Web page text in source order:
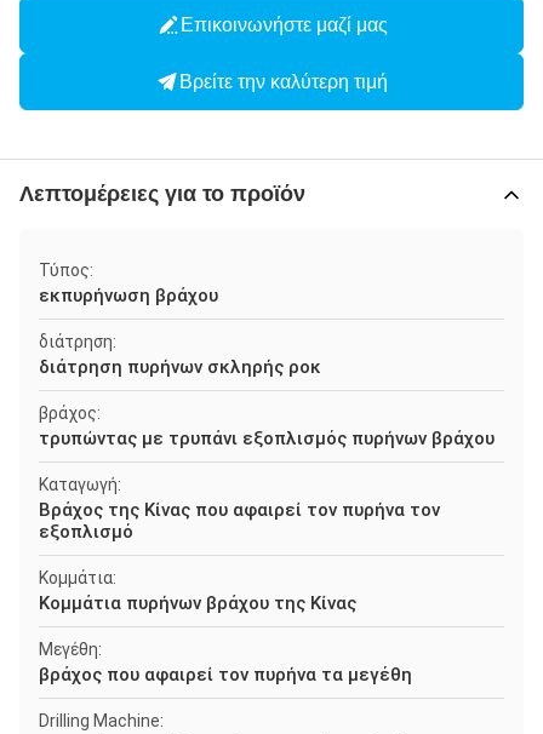
Επικοινωνήστε μαζί μας
Βρείτε την καλύτερη τιμή
Λεπτομέρειες για το προϊόν
Τύπος:
εκπυρήνωση βράχου
διάτρηση:
διάτρηση πυρήνων σκληρής ροκ
βράχος:
τρυπώντας με τρυπάνι εξοπλισμός πυρήνων βράχου
Καταγωγή:
Βράχος της Κίνας που αφαιρεί τον πυρήνα τον
εξοπλισμό
Κομμάτια:
Κομμάτια πυρήνων βράχου της Κίνας
Μεγέθη:
βράχος που αφαιρεί τον πυρήνα τα μεγέθη
Drilling Machine: